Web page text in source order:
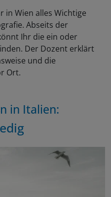
in Wien alles Wichtige
Abseits der
Ihr die ein oder
Der Dozent erklärt
und die
Ort.
in Italien: